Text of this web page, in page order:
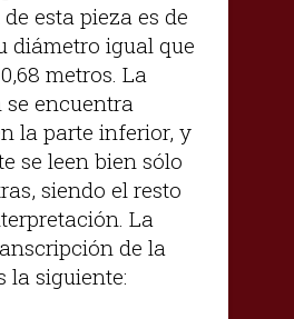
esta pieza es de
diámetro igual que
metros. La
encuentra
la parte inferior, y
se leen bien sólo
siendo el resto
La
de la
la siguiente: